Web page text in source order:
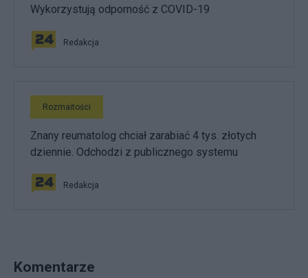
Wykorzystują odporność z COVID-19
Redakcja
Rozmaitości
Znany reumatolog chciał zarabiać 4 tys. złotych
dziennie. Odchodzi z publicznego systemu
Redakcja
Komentarze